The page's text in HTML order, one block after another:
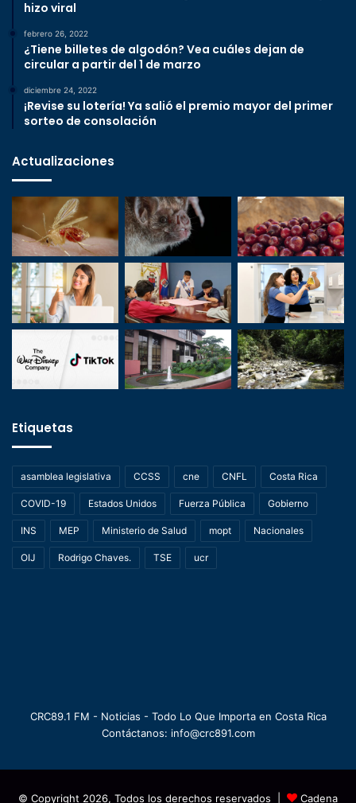
hizo viral
febrero 26, 2022
¿Tiene billetes de algodón? Vea cuáles dejan de
circular a partir del 1 de marzo
diciembre 24, 2022
¡Revise su lotería! Ya salió el premio mayor del primer
sorteo de consolación
Actualizaciones
Etiquetas
asamblea legislativa CCSS cne CNFL Costa Rica
COVID-19 Estados Unidos Fuerza Pública Gobierno
INS MEP Ministerio de Salud mopt Nacionales
OIJ Rodrigo Chaves. TSE ucr
CRC89.1 FM - Noticias - Todo Lo Que Importa en Costa Rica
Contáctanos: info@crc891.com
© Copyright 2026, Todos los derechos reservados | Cadena